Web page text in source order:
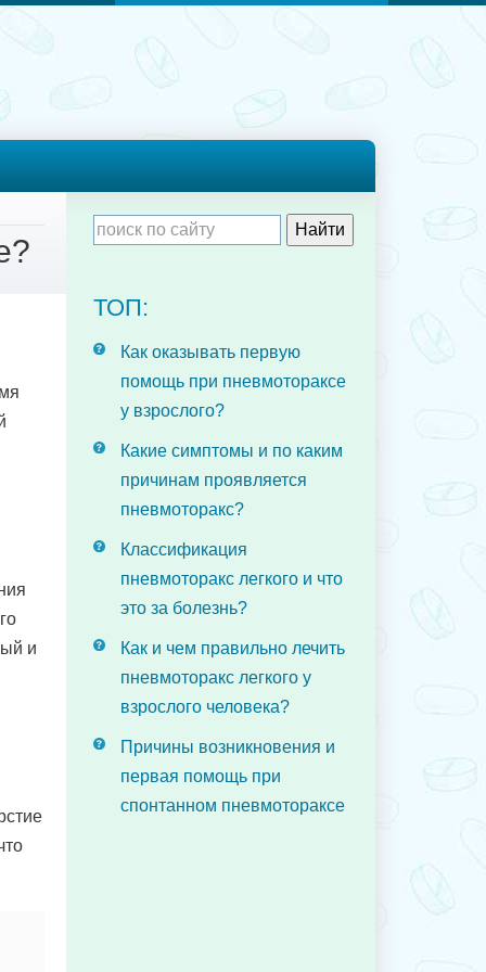
и
ТОП:
Как оказывать первую
помощь при пневмотораксе
у взрослого?
Какие симптомы и по каким
причинам проявляется
пневмоторакс?
Классификация
пневмоторакс легкого и что
это за болезнь?
Как и чем правильно лечить
пневмоторакс легкого у
взрослого человека?
Причины возникновения и
первая помощь при
спонтанном пневмотораксе